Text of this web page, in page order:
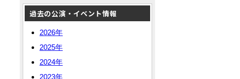
過去の公演・イベント情報
2026年
2025年
2024年
2023年